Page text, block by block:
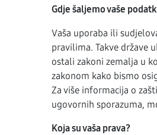
Gdje šaljemo vaše
Vaša uporaba ili
pravilima. Takve države
ostali zakoni zemalja u
zakonom kako bismo
Za više informacija o
ugovornih sporazuma,
Koja su vaša prava?